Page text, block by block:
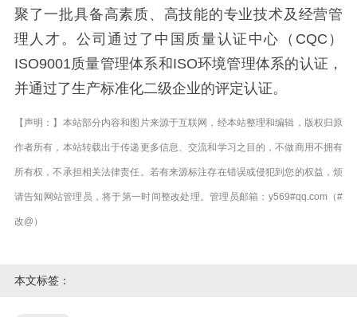
聚了一批具备高素质、高技能的专业技术及经营管
理人才。公司通过了中国质量认证中心（CQC）
ISO9001质量管理体系和ISO环境管理体系的认证，
并通过了生产标准化二级企业的评定认证。
【声明：】本站部分内容和图片来源于互联网，经本站整理和编辑，版权归原
作者所有，本站转载出于传递更多信息、交流和学习之目的，不做商用不拥有
所有权，不承担相关法律责任。若有来源标注存在错误或侵犯到您的权益，烦
请告知网站管理员，将于第一时间整改处理。管理员邮箱：y569#qq.com（#
改@）
本文标签：